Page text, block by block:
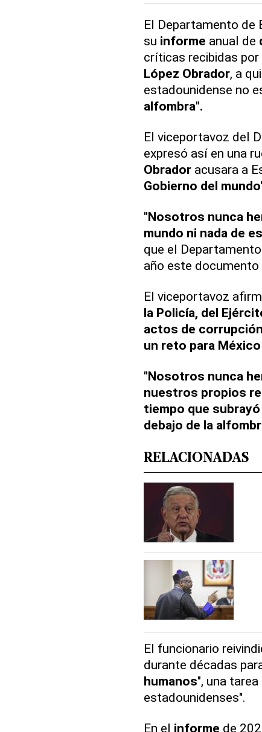
El Departamento de
su informe anual de
críticas recibidas
López Obrador, a
estadounidense no
alfombra".
El viceportavoz del
expresó así en una
Obradoracusara a
Gobierno del
"Nosotros nunca
mundo ni nada de
que el
año este documento
El viceportavoz
la Policía, del
actos de
un reto para
"Nosotros nunca
nuestros propios
tiempo que
debajo de la
RELACIONADAS
El funcionario
durante décadas
humanos", una
estadounidenses".
En el informe de